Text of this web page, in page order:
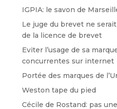
IGPIA: le savon de
Le juge du brevet ne
de la licence de brevet
Eviter l’usage de sa
concurrentes sur internet
Portée des marques de
Weston tape du pied
Cécile de Rostand: pas